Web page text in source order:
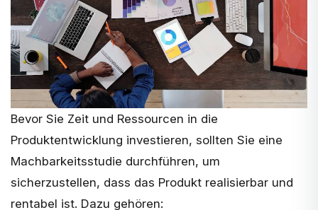
Bevor Sie Zeit und Ressourcen in die
Produktentwicklung investieren, sollten Sie eine
Machbarkeitsstudie durchführen, um
sicherzustellen, dass das Produkt realisierbar und
rentabel ist. Dazu gehören: